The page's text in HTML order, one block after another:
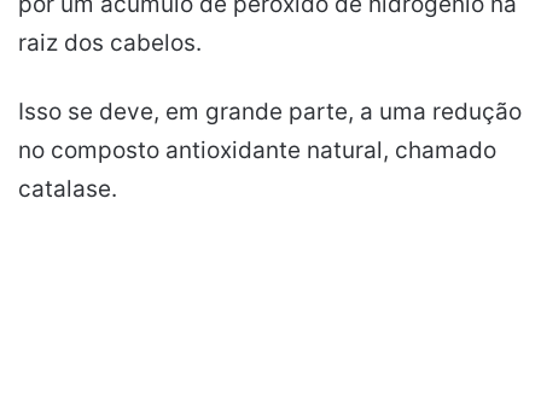
raiz dos cabelos.
Isso se deve, em grande parte, a uma redução
no composto antioxidante natural, chamado
catalase.